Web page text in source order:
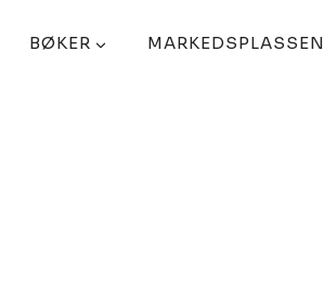
BØKER MARKEDSPLASSEN